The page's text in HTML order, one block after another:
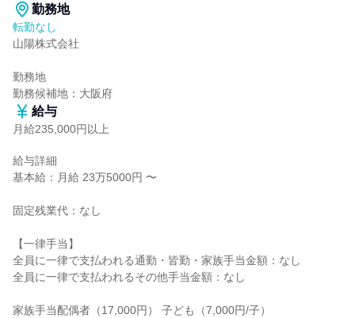
勤務地
転勤なし
山陽株式会社
勤務地
勤務候補地：大阪府
給与
月給235,000円以上
給与詳細
基本給：月給 23万5000円 〜
固定残業代：なし
【一律手当】
全員に一律で支払われる通勤・皆勤・家族手当金額：なし
全員に一律で支払われるその他手当金額：なし
家族手当配偶者（17,000円） 子ども（7,000円/子）